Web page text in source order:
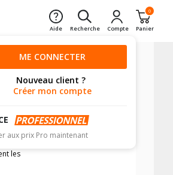
Aide Recherche Compte
0
Panier
ME CONNECTER
Nouveau client ?
Créer mon compte
aux prix Pro maintenant
arrière
les